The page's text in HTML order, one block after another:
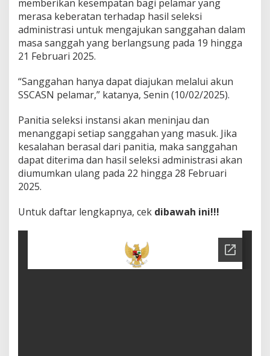
P
P
P
K
t
a
B
n
t
a
n
g
memberikan kesempatan bagi pelamar yang
merasa keberatan terhadap hasil seleksi
administrasi untuk mengajukan sanggahan dalam
masa sanggah yang berlangsung pada 19 hingga
21 Februari 2025.
“Sanggahan hanya dapat diajukan melalui akun
SSCASN pelamar,” katanya, Senin (10/02/2025).
Panitia seleksi instansi akan meninjau dan
menanggapi setiap sanggahan yang masuk. Jika
kesalahan berasal dari panitia, maka sanggahan
dapat diterima dan hasil seleksi administrasi akan
diumumkan ulang pada 22 hingga 28 Februari
2025.
Untuk daftar lengkapnya, cek dibawah ini!!!